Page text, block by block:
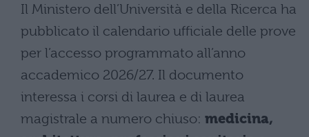
Il Ministero dell’Università e della Ricerca ha
pubblicato il calendario ufficiale delle prove
per l’accesso programmato all’anno
accademico 2026/27. Il documento
interessa i corsi di laurea e di laurea
magistrale a numero chiuso: medicina,